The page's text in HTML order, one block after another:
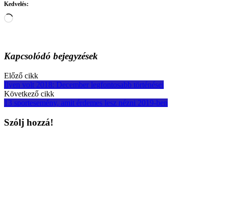
Kedvelés:
Loading…
Kapcsolódó bejegyzések
Post
navigation
Előző cikk
Ilyen volt 2018: December legfontosabb történései
Következő cikk
13 sportesemény, amit érdemes lesz nézni 2019-ben
Szólj hozzá!